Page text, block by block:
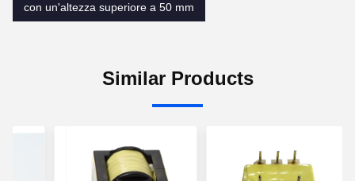
con un'altezza superiore a 50 mm
Similar Products